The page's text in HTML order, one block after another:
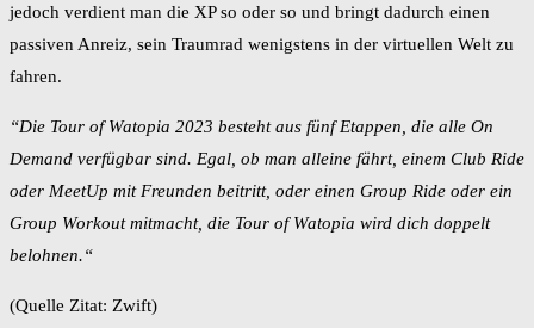
jedoch verdient man die XP so oder so und bringt dadurch einen
passiven Anreiz, sein Traumrad wenigstens in der virtuellen Welt zu
fahren.
“Die Tour of Watopia 2023 besteht aus fünf Etappen, die alle On
Demand verfügbar sind. Egal, ob man alleine fährt, einem Club Ride
oder MeetUp mit Freunden beitritt, oder einen Group Ride oder ein
Group Workout mitmacht, die Tour of Watopia wird dich doppelt
belohnen.“
(Quelle Zitat: Zwift)